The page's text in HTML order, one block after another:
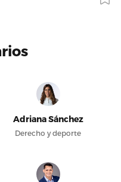
Adriana Sánchez
Derecho y deporte